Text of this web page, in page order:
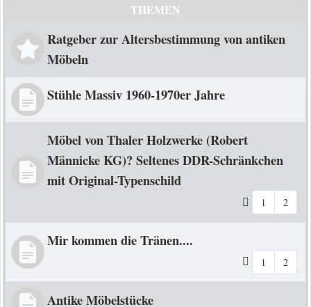
THEMEN
Ratgeber zur Altersbestimmung von antiken
Möbeln
Stühle Massiv 1960-1970er Jahre
Möbel von Thaler Holzwerke (Robert
Männicke KG)? Seltenes DDR-Schränkchen
mit Original-Typenschild
1 2
Mir kommen die Tränen....
1 2
Antike Möbelstücke